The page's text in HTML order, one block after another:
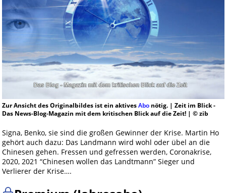
Zur Ansicht des Originalbildes ist ein aktivesAbonötig. | Zeit im Blick -
Das News-Blog-Magazin mit dem kritischen Blick auf die Zeit! | © zib
Signa, Benko, sie sind die großen Gewinner der Krise. Martin Ho
gehört auch dazu: Das Landmann wird wohl oder übel an die
Chinesen gehen. Fressen und gefressen werden, Coronakrise,
2020, 2021 “Chinesen wollen das Landtmann” Sieger und
Verlierer der Krise….